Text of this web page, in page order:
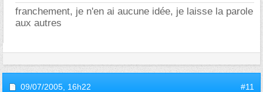
franchement, je n'en ai aucune idée, je laisse la parole
aux autres
09/07/2005, 16h22 #11